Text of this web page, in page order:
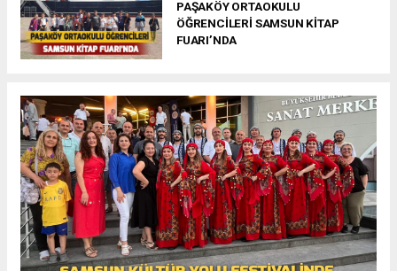
PAŞAKÖY ORTAOKULU
ÖĞRENCİLERİ SAMSUN KİTAP
FUARI’NDA